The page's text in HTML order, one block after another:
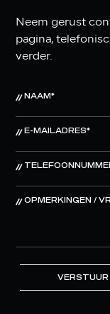
Neem gerust
pagina,
verder.
NAAM*
E-MAILADRES*
OPMERKINGEN /
VERSTUUR